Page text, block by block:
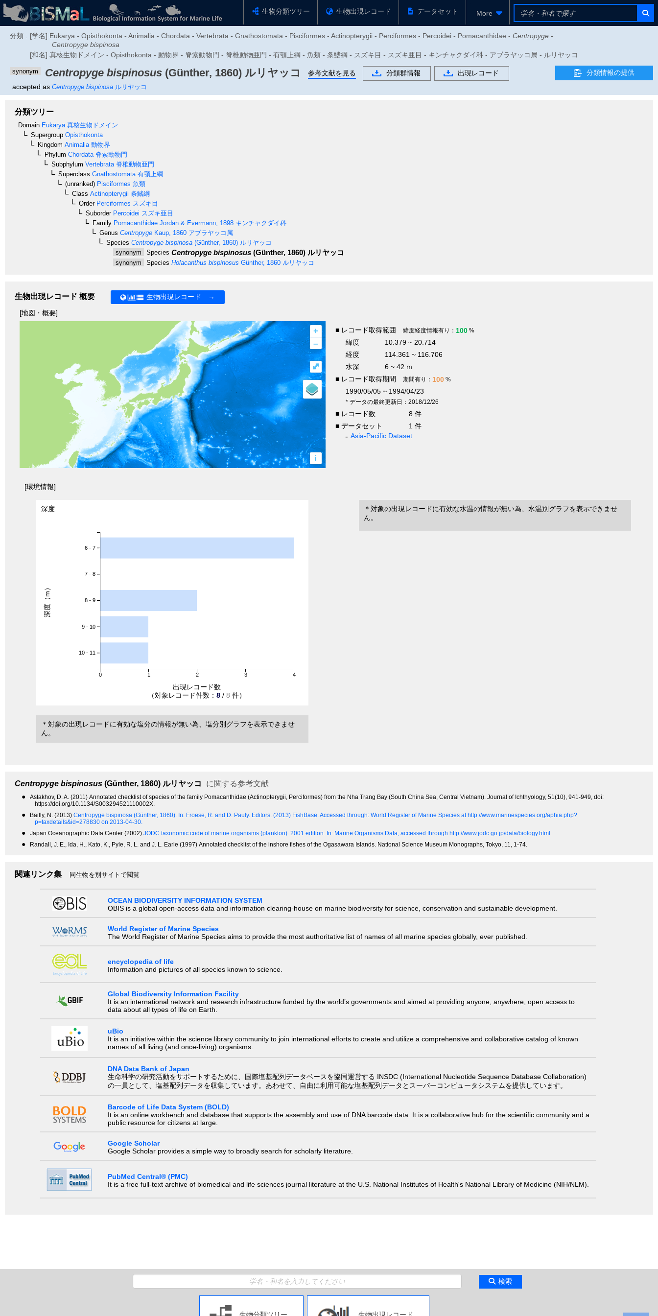
生物分類ツリー 生物出現レコード データセット More
分類 : [学名] Eukarya - Opisthokonta - Animalia - Chordata - Vertebrata - Gnathostomata - Pisciformes - Actinopterygii - Perciformes - Percoidei - Pomacanthidae - Centropyge -
Centropyge bispinosa
[和名] 真核生物ドメイン - Opisthokonta - 動物界 - 脊索動物門 - 脊椎動物亜門 - 有顎上綱 - 魚類 - 条鰭綱 - スズキ目 - スズキ亜目 - キンチャクダイ科 - アブラヤッコ属 - ルリヤッコ
synonym Centropyge bispinosus (Günther, 1860) ルリヤッコ
accepted as Centropyge bispinosa ルリヤッコ
参考文献を見る 分類群情報 出現レコード 分類情報の提供
分類ツリー
Domain Eukarya真核生物ドメイン
Supergroup Opisthokonta
Kingdom Animalia動物界
Phylum Chordata脊索動物門
Subphylum Vertebrata脊椎動物亜門
Superclass Gnathostomata有顎上綱
(unranked) Pisciformes 魚類
Class Actinopterygii 条鰭綱
OrderPerciformes スズキ目
SuborderPercoidei スズキ亜目
Family Pomacanthidae Jordan & Evermann, 1898 キンチャクダイ科
Genus Centropyge Kaup, 1860 アブラヤッコ属
Species Centropyge bispinosa (Günther, 1860) ルリヤッコ
synonym
Species Centropyge bispinosus (Günther, 1860) ルリヤッコ
synonym Species Holacanthus bispinosus Günther, 1860 ルリヤッコ
生物出現レコード 概要 生物出現レコード →
[地図・概要]
+
–
i
⤢
■ レコード取得範囲 緯度経度情報有り： 100 %
緯度
10.379 ~ 20.714
経度
114.361 ~ 116.706
水深
6 ~ 42 m
■ レコード取得期間
期間有り： 100 %
1990/05/05 ~ 1994/04/23
* データの最終更新日：2018/12/26
■ レコード数
8 件
■ データセット
1 件
Asia-Pacific Dataset
[環境情報]
深度
0 1 2 3 4
6 - 7
7 - 8
8 - 9
9 - 10
10 - 11
出現レコード数
（対象レコード件数： 8 / 8 件）
深度（m）
＊対象の出現レコードに有効な水温の情報が無い為、水温別グラフを表示できませ
ん。
＊対象の出現レコードに有効な塩分の情報が無い為、塩分別グラフを表示できませ
ん。
Centropyge bispinosus (Günther, 1860) ルリヤッコ に関する参考文献
●
Astakhov, D. A. (2011) Annotated checklist of species of the family Pomacanthidae (Actinopterygii, Perciformes) from the Nha Trang Bay (South China Sea, Central Vietnam). Journal of Ichthyology, 51(10), 941-949, doi:
https://doi.org/10.1134/S003294521110002X.
● Bailly, N. (2013) Centropyge bispinosa (Günther, 1860). In: Froese, R. and D. Pauly. Editors. (2013) FishBase. Accessed through: World Register of Marine Species at http://www.marinespecies.org/aphia.php?
p=taxdetails&id=278830 on 2013-04-30.
● Japan Oceanographic Data Center (2002) JODC taxonomic code of marine organisms (plankton). 2001 edition. In: Marine Organisms Data, accessed through http://www.jodc.go.jp/data/biology.html.
● Randall, J. E., Ida, H., Kato, K., Pyle, R. L. and J. L. Earle (1997) Annotated checklist of the inshore fishes of the Ogasawara Islands. National Science Museum Monographs, Tokyo, 11, 1-74.
関連リンク集 同生物を別サイトで閲覧
OCEAN BIODIVERSITY INFORMATION SYSTEM
OBIS is a global open-access data and information clearing-house on marine biodiversity for science, conservation and sustainable development.
World Register of Marine Species
The World Register of Marine Species aims to provide the most authoritative list of names of all marine species globally, ever published.
encyclopedia of life
Information and pictures of all species known to science.
Global Biodiversity Information Facility
It is an international network and research infrastructure funded by the world’s governments and aimed at providing anyone, anywhere, open access to
data about all types of life on Earth.
uBio
It is an initiative within the science library community to join international efforts to create and utilize a comprehensive and collaborative catalog of known
names of all living (and once-living) organisms.
DNA Data Bank of Japan
生命科学の研究活動をサポートするために、国際塩基配列データベースを協同運営する INSDC (International Nucleotide Sequence Database Collaboration)
の一員として、塩基配列データを収集しています。あわせて、自由に利用可能な塩基配列データとスーパーコンピュータシステムを提供しています。
Barcode of Life Data System (BOLD)
It is an online workbench and database that supports the assembly and use of DNA barcode data. It is a collaborative hub for the scientific community and a
public resource for citizens at large.
Google Scholar
Google Scholar provides a simple way to broadly search for scholarly literature.
PubMed Central® (PMC)
It is a free full-text archive of biomedical and life sciences journal literature at the U.S. National Institutes of Health's National Library of Medicine (NIH/NLM).
検索